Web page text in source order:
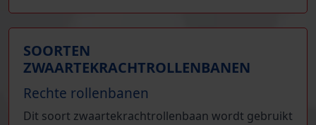
SOORTEN
ZWAARTEKRACHTROLLENBANEN
Rechte rollenbanen
Dit soort zwaartekrachtrollenbaan wordt gebruikt